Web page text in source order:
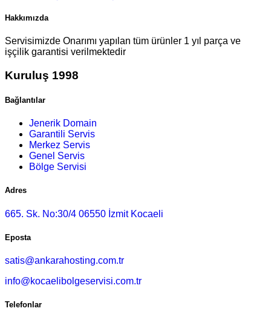
Hakkımızda
Servisimizde Onarımı yapılan tüm ürünler 1 yıl parça ve
işçilik garantisi verilmektedir
Kuruluş 1998
Bağlantılar
Jenerik Domain
Garantili Servis
Merkez Servis
Genel Servis
Bölge Servisi
Adres
665. Sk. No:30/4 06550 İzmit Kocaeli
Eposta
satis@ankarahosting.com.tr
info@kocaelibolgeservisi.com.tr
Telefonlar